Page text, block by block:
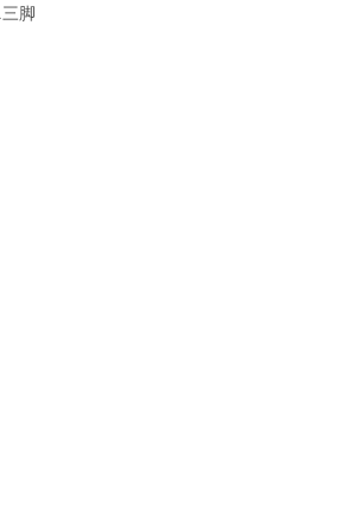
脚